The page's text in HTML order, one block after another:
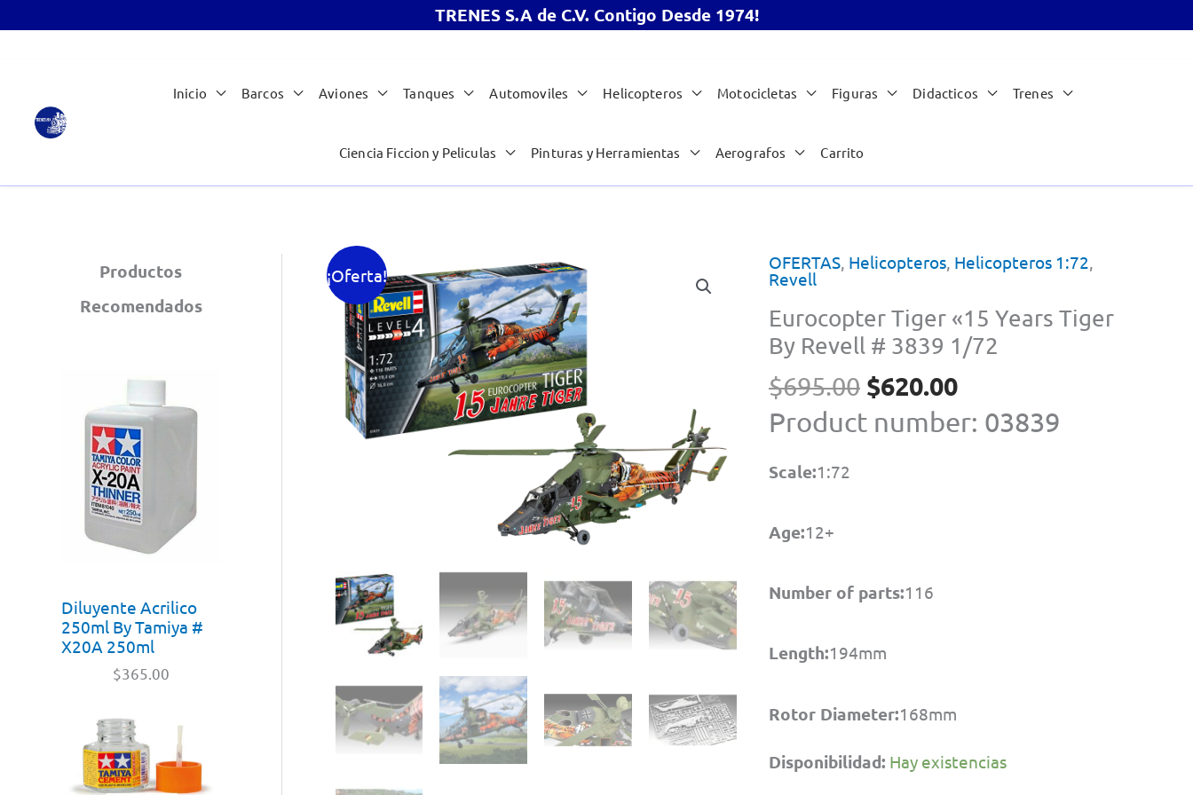
TRENES S.A de C.V. Contigo Desde 1974!
contenido
Inicio Barcos Aviones Tanques Automoviles Helicopteros Motocicletas Figuras Didacticos Trenes
Ciencia Ficcion y Peliculas Pinturas y Herramientas Aerografos Carrito
Productos
Recomendados
Diluyente Acrilico
250ml By Tamiya #
X20A 250ml
$365.00
¡Oferta!
OFERTAS, Helicopteros, Helicopteros 1:72,
Revell
Eurocopter Tiger «15 Years Tiger
By Revell # 3839 1/72
$695.00 El
precio
$620.00El
precio
Product number: 03839
Scale:1:72
Age:12+
Number of parts:116
Length:194mm
Rotor Diameter:168mm
Disponibilidad: Hay existencias